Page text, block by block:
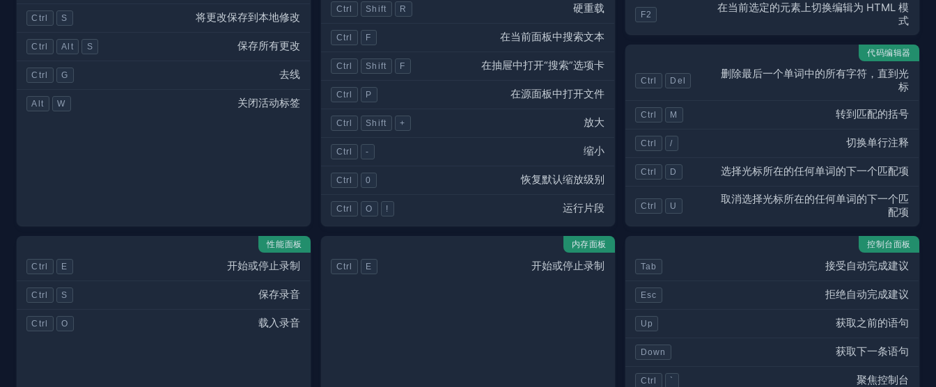
Ctrl Shift R 硬重载
Ctrl F 在当前面板中搜索文本
Ctrl Shift F 在抽屉中打开“搜索”选项卡
Ctrl P 在源面板中打开文件
Ctrl Shift + 放大
Ctrl - 缩小
Ctrl 0 恢复默认缩放级别
Ctrl O ! 运行片段
F2
在当前选定的元素上切换编辑为 HTML 模
式
Ctrl S 将更改保存到本地修改
Ctrl Alt S 保存所有更改
Ctrl G 去线
Alt W 关闭活动标签
代码编辑器
Ctrl Del
删除最后一个单词中的所有字符，直到光
标
Ctrl M 转到匹配的括号
Ctrl / 切换单行注释
Ctrl D 选择光标所在的任何单词的下一个匹配项
Ctrl U
取消选择光标所在的任何单词的下一个匹
配项
性能面板
Ctrl E 开始或停止录制
Ctrl S 保存录音
Ctrl O 载入录音
内存面板
Ctrl E 开始或停止录制
控制台面板
Tab 接受自动完成建议
Esc 拒绝自动完成建议
Up 获取之前的语句
Down 获取下一条语句
Ctrl ` 聚焦控制台